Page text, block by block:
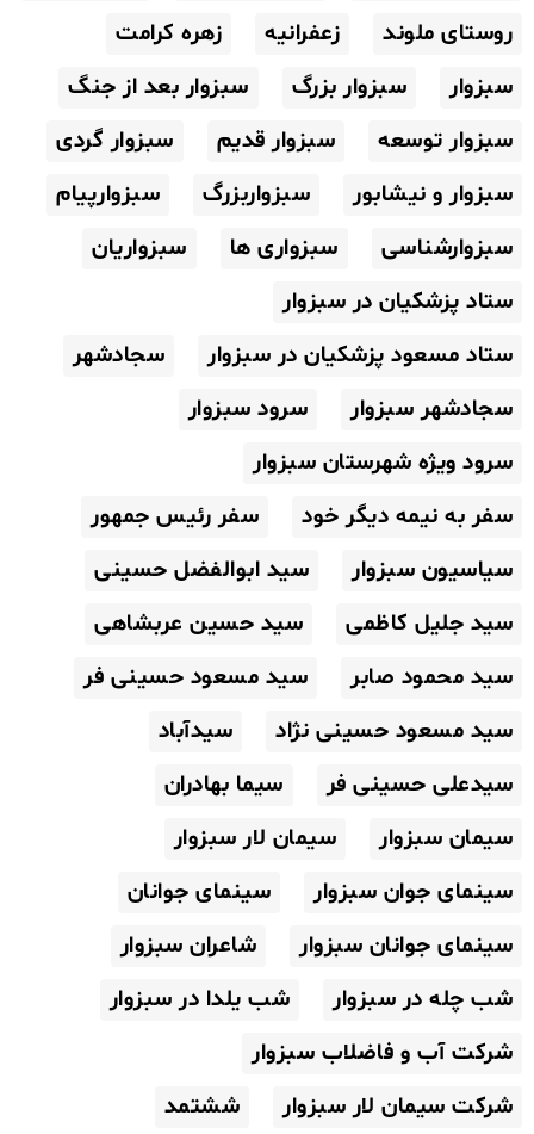
روستای ملوند زعفرانیه
زهره کرامت
سبزوار
سبزوار بزرگ
سبزوار بعد از جنگ
سبزوار توسعه
سبزوار قدیم
سبزوار گردی
سبزوار و نیشابور
سبزواربزرگ
سبزوارپیام
سبزوارشناسی
سبزواری ها
سبزواریان
ستاد پزشکیان در سبزوار
ستاد مسعود پزشکیان در سبزوار
سجادشهر
سجادشهر سبزوار
سرود سبزوار
سرود ویژه شهرستان سبزوار
سفر به نیمه دیگر خود
سفر رئیس جمهور
سیاسیون سبزوار
سید ابوالفضل حسینی
سید جلیل کاظمی
سید حسین عربشاهی
سید محمود صابر
سید مسعود حسینی فر
سید مسعود حسینی نژاد
سیدآباد
سیدعلی حسینی فر
سیما بهادران
سیمان سبزوار
سیمان لار سبزوار
سینمای جوان سبزوار
سینمای جوانان
سینمای جوانان سبزوار
شاعران سبزوار
شب چله در سبزوار
شب یلدا در سبزوار
شرکت آب و فاضلاب سبزوار
شرکت سیمان لار سبزوار
ششتمد